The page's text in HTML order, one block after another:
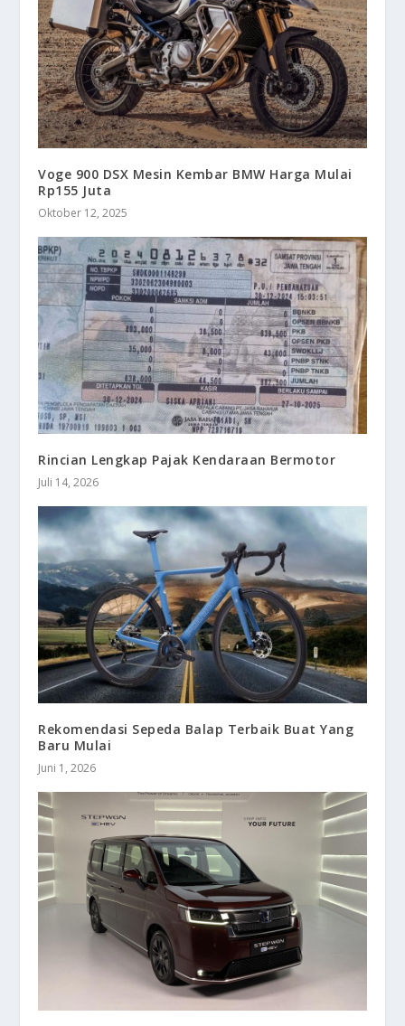
Voge 900 DSX Mesin Kembar BMW Harga Mulai
Rp155 Juta
Oktober 12, 2025
Rincian Lengkap Pajak Kendaraan Bermotor
Juli 14, 2026
Rekomendasi Sepeda Balap Terbaik Buat Yang
Baru Mulai
Juni 1, 2026